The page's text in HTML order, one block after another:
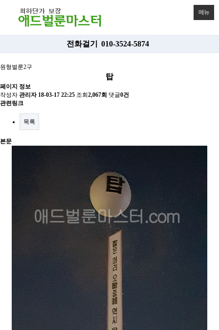
메뉴
전화걸기 010-3524-5874
원형벌룬2구
탑
페이지 정보
작성자 관리자 18-03-17 22:25 조회 2,067회 댓글0건
관련링크
목록
본문